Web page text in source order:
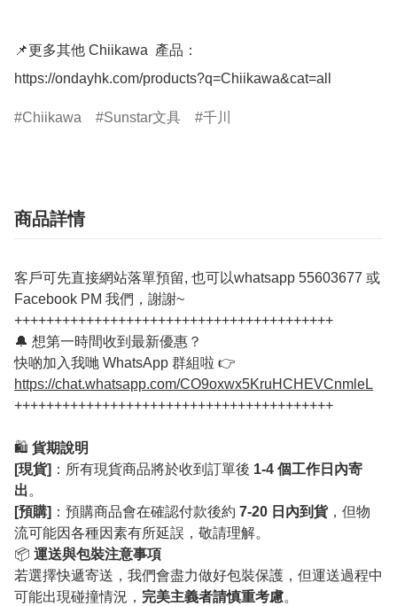
📌更多其他 Chiikawa  產品：
https://ondayhk.com/products?q=Chiikawa&cat=all
Chiikawa Sunstar文具 千川
商品詳情
客戶可先直接網站落單預留, 也可以whatsapp 55603677 或
Facebook PM 我們，謝謝~
++++++++++++++++++++++++++++++++++++++++
🔔 想第一時間收到最新優惠？
快啲加入我哋 WhatsApp 群組啦 👉
https://chat.whatsapp.com/CO9oxwx5KruHCHEVCnmleL
++++++++++++++++++++++++++++++++++++++++
🛍️ 貨期說明
[現貨] ：所有現貨商品將於收到訂單後 1-4 個工作日內寄
出。
[預購] ：預購商品會在確認付款後約 7-20 日內到貨，但物
流可能因各種因素有所延誤，敬請理解。
📦 運送與包裝注意事項
若選擇快遞寄送，我們會盡力做好包裝保護，但運送過程中
可能出現碰撞情況， 完美主義者請慎重考慮。